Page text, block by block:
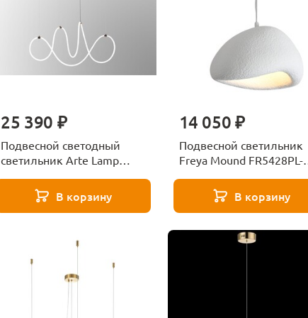
25 390 ₽
Подвесной светодный
светильник Arte Lamp
В корзину
14 050 ₽
Подвесной светильник
Freya Mound FR5428PL-
В корзину